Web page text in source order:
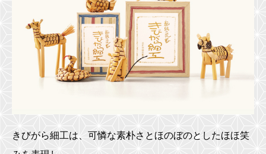
きびがら細工は、可憐な素朴さとほのぼのとしたほほ笑